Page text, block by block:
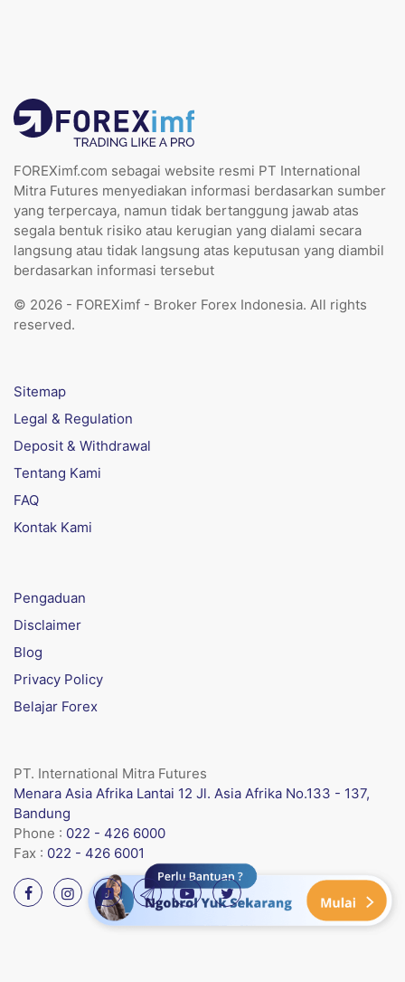
FOREXimf.com sebagai website resmi PT International
Mitra Futures menyediakan informasi berdasarkan sumber
yang terpercaya, namun tidak bertanggung jawab atas
segala bentuk risiko atau kerugian yang dialami secara
langsung atau tidak langsung atas keputusan yang diambil
berdasarkan informasi tersebut
© 2026 - FOREXimf - Broker Forex Indonesia. All rights
reserved.
Sitemap
Legal & Regulation
Deposit & Withdrawal
Tentang Kami
FAQ
Kontak Kami
Pengaduan
Disclaimer
Blog
Privacy Policy
Belajar Forex
PT. International Mitra Futures
Menara Asia Afrika Lantai 12 Jl. Asia Afrika No.133 - 137,
Bandung
Phone : 022 - 426 6000
Fax : 022 - 426 6001